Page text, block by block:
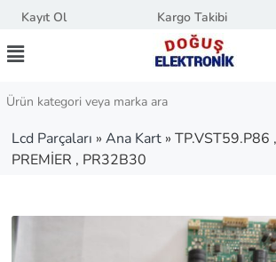
Kayıt Ol Kargo Takibi
Lcd Parçaları » Ana Kart » TP.VST59.P86
PREMİER , PR32B30